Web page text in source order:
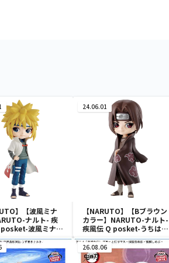
】【波風ミナ
ナルト- 疾
波風ミナ
24.06.01
【NARUTO】【Bブラウン
カラー】NARUTO-ナルト-
疾風伝 Q posket-うちはイ
タチ-
26.08.06